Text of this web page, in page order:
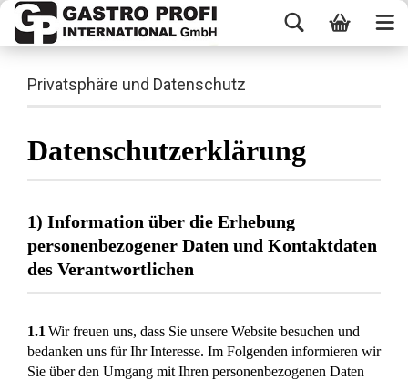
Privatsphäre und Datenschutz
Datenschutzerklärung
1) Information über die Erhebung
personenbezogener Daten und Kontaktdaten
des Verantwortlichen
1.1 Wir freuen uns, dass Sie unsere Website besuchen und
bedanken uns für Ihr Interesse. Im Folgenden informieren wir
Sie über den Umgang mit Ihren personenbezogenen Daten